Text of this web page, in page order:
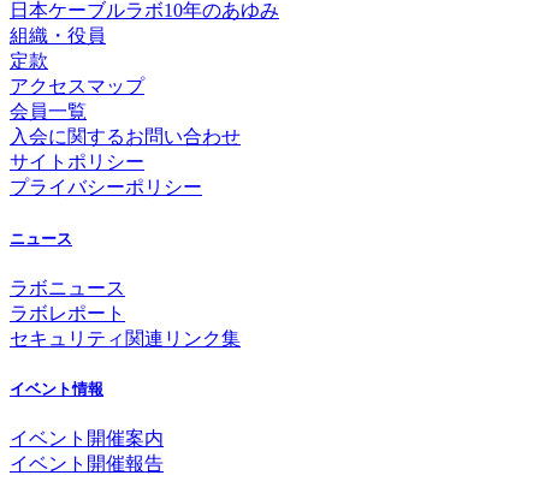
日本ケーブルラボ10年のあゆみ
組織・役員
定款
アクセスマップ
会員一覧
入会に関するお問い合わせ
サイトポリシー
プライバシーポリシー
ニュース
ラボニュース
ラボレポート
セキュリティ関連リンク集
イベント情報
イベント開催案内
イベント開催報告